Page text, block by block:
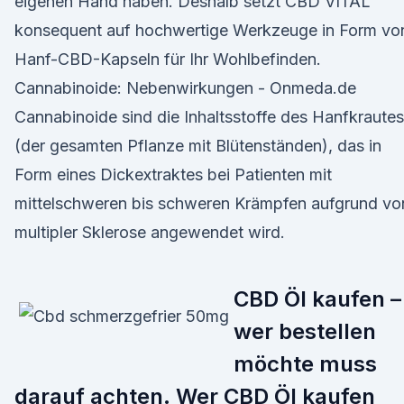
konsequent auf hochwertige Werkzeuge in Form
Hanf-CBD-Kapseln für Ihr Wohlbefinden.
Cannabinoide: Nebenwirkungen - Onmeda.de
Cannabinoide sind die Inhaltsstoffe des Hanfkrautes
(der gesamten Pflanze mit Blütenständen), das in
Form eines Dickextraktes bei Patienten mit
mittelschweren bis schweren Krämpfen aufgrund
multipler Sklerose angewendet wird.
CBD Öl kaufen –
wer bestellen
möchte muss
darauf achten. Wer CBD Öl kaufen